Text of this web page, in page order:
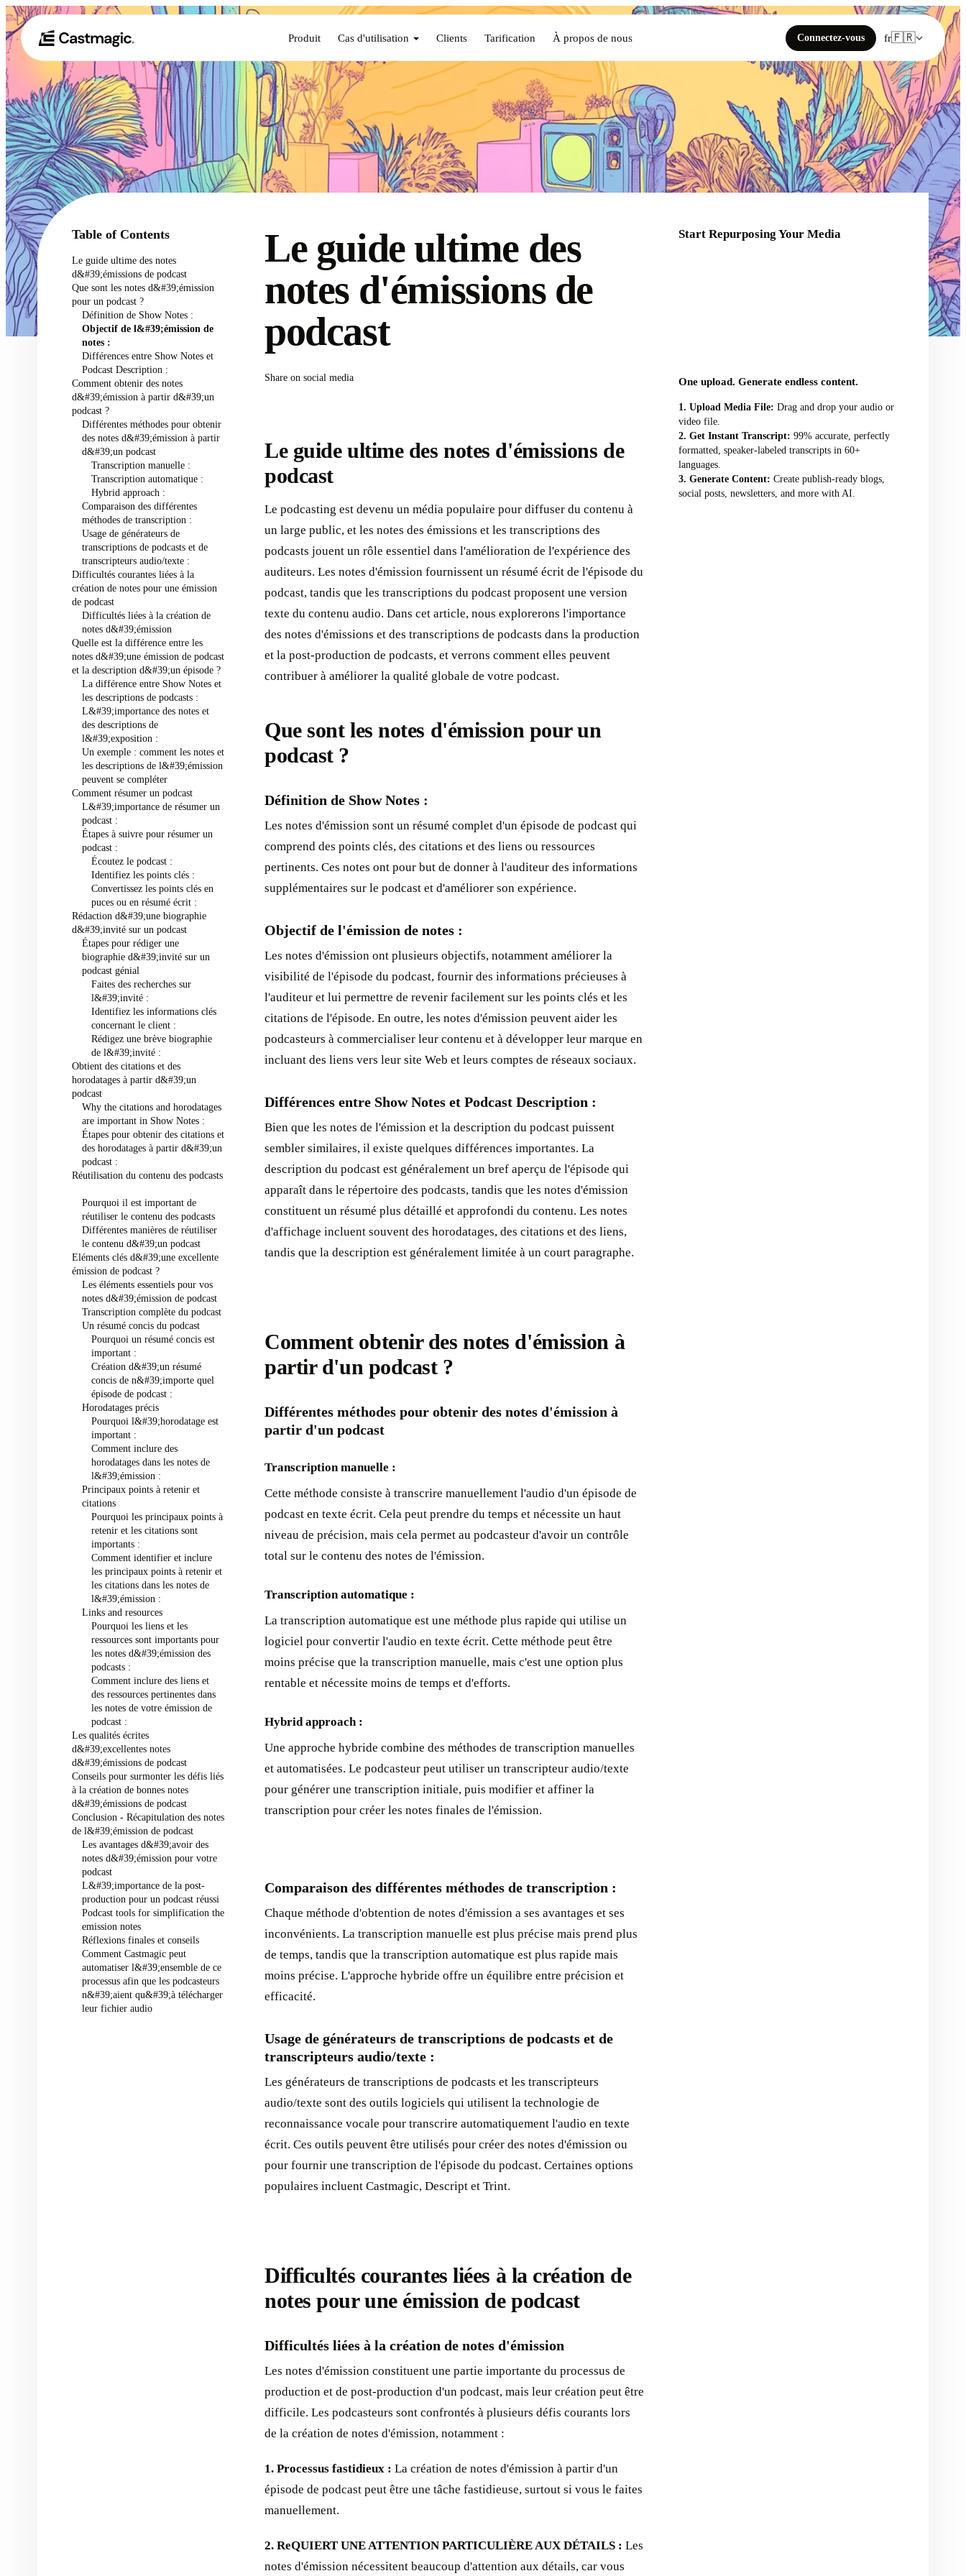
Produit Cas d'utilisation Clients Tarification À propos de nous Connectez-vous fr🇫🇷
Table of Contents
Le guide ultime des notes
d&#39;émissions de podcast ‍
Que sont les notes d&#39;émission
pour un podcast ? ‍
Définition de Show Notes :
Objectif de l&#39;émission de
notes :
Différences entre Show Notes et
Podcast Description :
Comment obtenir des notes
d&#39;émission à partir d&#39;un
podcast ? ‍
Différentes méthodes pour obtenir
des notes d&#39;émission à partir
d&#39;un podcast ‍
Transcription manuelle :
Transcription automatique :
Hybrid approach :
Comparaison des différentes
méthodes de transcription :
Usage de générateurs de
transcriptions de podcasts et de
transcripteurs audio/texte :
Difficultés courantes liées à la
création de notes pour une émission
de podcast ‍
Difficultés liées à la création de
notes d&#39;émission
Quelle est la différence entre les
notes d&#39;une émission de podcast
et la description d&#39;un épisode ? ‍
La différence entre Show Notes et
les descriptions de podcasts : ‍
L&#39;importance des notes et
des descriptions de
l&#39;exposition : ‍
Un exemple : comment les notes et
les descriptions de l&#39;émission
peuvent se compléter ‍
Comment résumer un podcast ‍
L&#39;importance de résumer un
podcast : ‍
Étapes à suivre pour résumer un
podcast : ‍
Écoutez le podcast :
Identifiez les points clés :
Convertissez les points clés en
puces ou en résumé écrit :
Rédaction d&#39;une biographie
d&#39;invité sur un podcast ‍
Étapes pour rédiger une
biographie d&#39;invité sur un
podcast génial ‍
Faites des recherches sur
l&#39;invité :
Identifiez les informations clés
concernant le client :
Rédigez une brève biographie
de l&#39;invité :
Obtient des citations et des
horodatages à partir d&#39;un
podcast ‍
Why the citations and horodatages
are important in Show Notes :
Étapes pour obtenir des citations et
des horodatages à partir d&#39;un
podcast : ‍
Réutilisation du contenu des podcasts
Pourquoi il est important de
réutiliser le contenu des podcasts
Différentes manières de réutiliser
le contenu d&#39;un podcast ‍
Eléments clés d&#39;une excellente
émission de podcast ?
Les éléments essentiels pour vos
notes d&#39;émission de podcast
Transcription complète du podcast
Un résumé concis du podcast ‍
Pourquoi un résumé concis est
important :
Création d&#39;un résumé
concis de n&#39;importe quel
épisode de podcast :
Horodatages précis ‍
Pourquoi l&#39;horodatage est
important :
Comment inclure des
horodatages dans les notes de
l&#39;émission :
Principaux points à retenir et
citations ‍
Pourquoi les principaux points à
retenir et les citations sont
importants :
Comment identifier et inclure
les principaux points à retenir et
les citations dans les notes de
l&#39;émission :
Links and resources ‍
Pourquoi les liens et les
ressources sont importants pour
les notes d&#39;émission des
podcasts :
Comment inclure des liens et
des ressources pertinentes dans
les notes de votre émission de
podcast :
Les qualités écrites
d&#39;excellentes notes
d&#39;émissions de podcast ‍
Conseils pour surmonter les défis liés
à la création de bonnes notes
d&#39;émissions de podcast ‍
Conclusion - Récapitulation des notes
de l&#39;émission de podcast ‍
Les avantages d&#39;avoir des
notes d&#39;émission pour votre
podcast ‍
L&#39;importance de la post-
production pour un podcast réussi ‍
Podcast tools for simplification the
emission notes ‍
Réflexions finales et conseils ‍
Comment Castmagic peut
automatiser l&#39;ensemble de ce
processus afin que les podcasteurs
n&#39;aient qu&#39;à télécharger
leur fichier audio ‍
Le guide ultime des
notes d'émissions de
podcast
Share on social media
Le guide ultime des notes d'émissions de
podcast ‍
Le podcasting est devenu un média populaire pour diffuser du contenu à
un large public, et les notes des émissions et les transcriptions des
podcasts jouent un rôle essentiel dans l'amélioration de l'expérience des
auditeurs. Les notes d'émission fournissent un résumé écrit de l'épisode du
podcast, tandis que les transcriptions du podcast proposent une version
texte du contenu audio. Dans cet article, nous explorerons l'importance
des notes d'émissions et des transcriptions de podcasts dans la production
et la post-production de podcasts, et verrons comment elles peuvent
contribuer à améliorer la qualité globale de votre podcast. ‍
Que sont les notes d'émission pour un
podcast ? ‍
Définition de Show Notes :
Les notes d'émission sont un résumé complet d'un épisode de podcast qui
comprend des points clés, des citations et des liens ou ressources
pertinents. Ces notes ont pour but de donner à l'auditeur des informations
supplémentaires sur le podcast et d'améliorer son expérience.
Objectif de l'émission de notes :
Les notes d'émission ont plusieurs objectifs, notamment améliorer la
visibilité de l'épisode du podcast, fournir des informations précieuses à
l'auditeur et lui permettre de revenir facilement sur les points clés et les
citations de l'épisode. En outre, les notes d'émission peuvent aider les
podcasteurs à commercialiser leur contenu et à développer leur marque en
incluant des liens vers leur site Web et leurs comptes de réseaux sociaux.
Différences entre Show Notes et Podcast Description :
Bien que les notes de l'émission et la description du podcast puissent
sembler similaires, il existe quelques différences importantes. La
description du podcast est généralement un bref aperçu de l'épisode qui
apparaît dans le répertoire des podcasts, tandis que les notes d'émission
constituent un résumé plus détaillé et approfondi du contenu. Les notes
d'affichage incluent souvent des horodatages, des citations et des liens,
tandis que la description est généralement limitée à un court paragraphe.
Comment obtenir des notes d'émission à
partir d'un podcast ? ‍
Différentes méthodes pour obtenir des notes d'émission à
partir d'un podcast ‍
Transcription manuelle :
Cette méthode consiste à transcrire manuellement l'audio d'un épisode de
podcast en texte écrit. Cela peut prendre du temps et nécessite un haut
niveau de précision, mais cela permet au podcasteur d'avoir un contrôle
total sur le contenu des notes de l'émission. ‍
Transcription automatique :
La transcription automatique est une méthode plus rapide qui utilise un
logiciel pour convertir l'audio en texte écrit. Cette méthode peut être
moins précise que la transcription manuelle, mais c'est une option plus
rentable et nécessite moins de temps et d'efforts. ‍
Hybrid approach :
Une approche hybride combine des méthodes de transcription manuelles
et automatisées. Le podcasteur peut utiliser un transcripteur audio/texte
pour générer une transcription initiale, puis modifier et affiner la
transcription pour créer les notes finales de l'émission.
Comparaison des différentes méthodes de transcription :
Chaque méthode d'obtention de notes d'émission a ses avantages et ses
inconvénients. La transcription manuelle est plus précise mais prend plus
de temps, tandis que la transcription automatique est plus rapide mais
moins précise. L'approche hybride offre un équilibre entre précision et
efficacité. ‍
Usage de générateurs de transcriptions de podcasts et de
transcripteurs audio/texte :
Les générateurs de transcriptions de podcasts et les transcripteurs
audio/texte sont des outils logiciels qui utilisent la technologie de
reconnaissance vocale pour transcrire automatiquement l'audio en texte
écrit. Ces outils peuvent être utilisés pour créer des notes d'émission ou
pour fournir une transcription de l'épisode du podcast. Certaines options
populaires incluent Castmagic, Descript et Trint.
Difficultés courantes liées à la création de
notes pour une émission de podcast ‍
Difficultés liées à la création de notes d'émission
Les notes d'émission constituent une partie importante du processus de
production et de post-production d'un podcast, mais leur création peut être
difficile. Les podcasteurs sont confrontés à plusieurs défis courants lors
de la création de notes d'émission, notamment :
1. Processus fastidieux : La création de notes d'émission à partir d'un
épisode de podcast peut être une tâche fastidieuse, surtout si vous le faites
manuellement.
2. ReQUIERT UNE ATTENTION PARTICULIÈRE AUX DÉTAILS : Les
notes d'émission nécessitent beaucoup d'attention aux détails, car vous
Start Repurposing Your Media
One upload. Generate endless content.
Upload Media File: Drag and drop your audio or
video file.
Get Instant Transcript: 99% accurate, perfectly
formatted, speaker-labeled transcripts in 60+
languages.
Generate Content: Create publish-ready blogs,
social posts, newsletters, and more with AI.